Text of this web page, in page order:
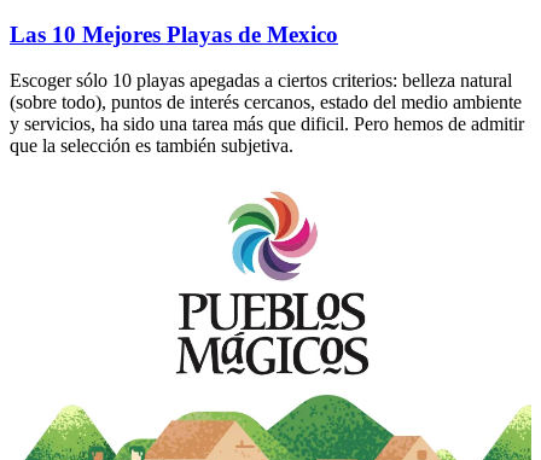
Las 10 Mejores Playas de Mexico
Escoger sólo 10 playas apegadas a ciertos criterios: belleza natural
(sobre todo), puntos de interés cercanos, estado del medio ambiente
y servicios, ha sido una tarea más que dificil. Pero hemos de admitir
que la selección es también subjetiva.